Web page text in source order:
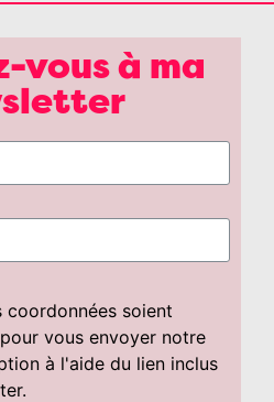
vous à ma
soient
vous envoyer notre
à l'aide du lien inclus